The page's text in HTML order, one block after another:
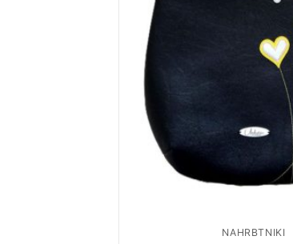
NAHRBTNIKI